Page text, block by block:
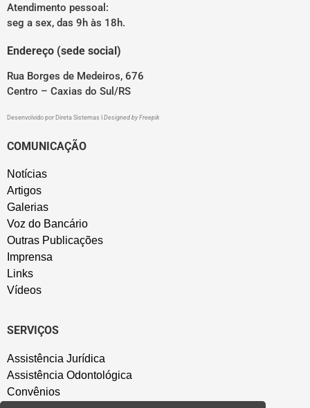
Atendimento pessoal:
seg a sex, das 9h às 18h.
Endereço (sede social)
Rua Borges de Medeiros, 676
Centro – Caxias do Sul/RS
Desenvolvido por Direta Sistemas Designed by Freepik
COMUNICAÇÃO
Notícias
Artigos
Galerias
Voz do Bancário
Outras Publicações
Imprensa
Links
Vídeos
SERVIÇOS
Assistência Jurídica
Assistência Odontológica
Convênios